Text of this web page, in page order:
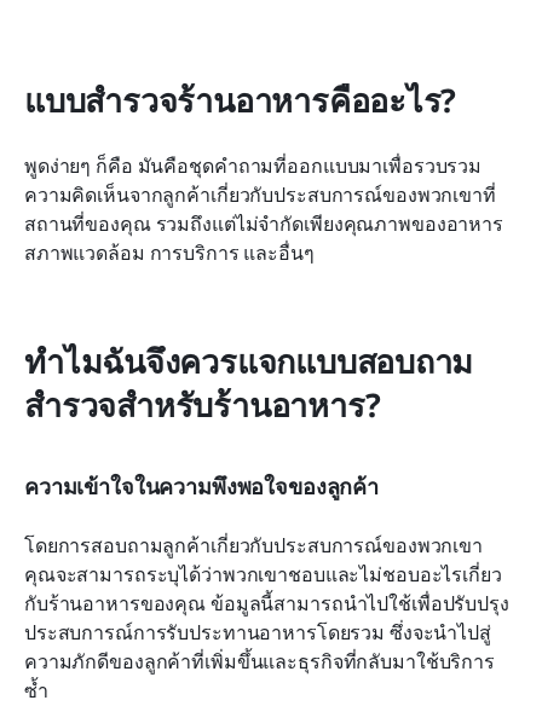
แบบสำรวจร้านอาหารคืออะไร?
พูดง่ายๆ ก็คือ มันคือชุดคำถามที่ออกแบบมาเพื่อรวบรวม
ความคิดเห็นจากลูกค้าเกี่ยวกับประสบการณ์ของพวกเขาที่
สถานที่ของคุณ รวมถึงแต่ไม่จำกัดเพียงคุณภาพของอาหาร
สภาพแวดล้อม การบริการ และอื่นๆ
ทำไมฉันจึงควรแจกแบบสอบถาม
สำรวจสำหรับร้านอาหาร?
ความเข้าใจในความพึงพอใจของลูกค้า
โดยการสอบถามลูกค้าเกี่ยวกับประสบการณ์ของพวกเขา
คุณจะสามารถระบุได้ว่าพวกเขาชอบและไม่ชอบอะไรเกี่ยว
กับร้านอาหารของคุณ ข้อมูลนี้สามารถนำไปใช้เพื่อปรับปรุง
ประสบการณ์การรับประทานอาหารโดยรวม ซึ่งจะนำไปสู่
ความภักดีของลูกค้าที่เพิ่มขึ้นและธุรกิจที่กลับมาใช้บริการ
ซ้ำ